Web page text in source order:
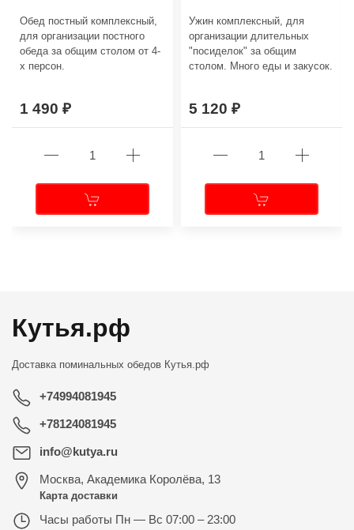
Обед постный комплексный,
для организации постного
обеда за общим столом от 4-
х персон.
1 490
Ужин комплексный, для
организации длительных
"посиделок" за общим
столом. Много еды и закусок.
5 120
Кутья.рф
Доставка поминальных обедов Кутья.рф
+74994081945
+78124081945
info@kutya.ru
Москва, Академика Королёва, 13
Карта доставки
Часы работы Пн — Вс 07:00 – 23:00